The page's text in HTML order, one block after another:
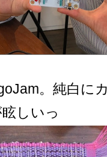
。純白に
しいっ